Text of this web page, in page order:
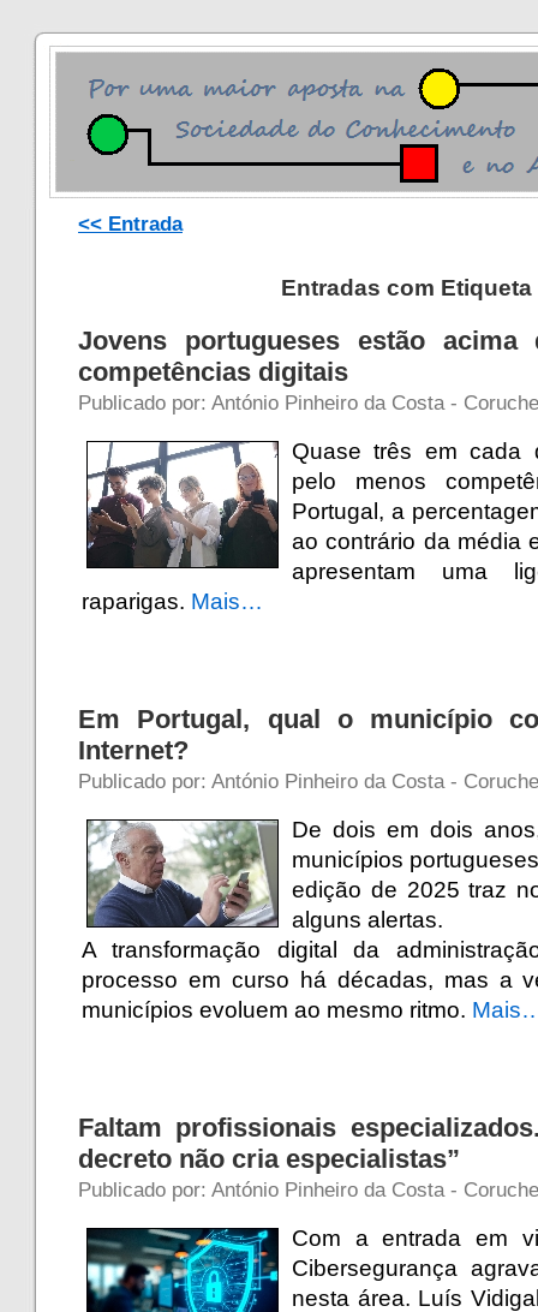
<< Entrada
Entradas com Etiqueta
Jovens portugueses estão
competências digitais
Publicado por: António Pinheiro da Costa -
Quase três em cada
pelo menos
Portugal, a
ao contrário da média
apresentam uma
raparigas. Mais…
Em Portugal, qual o município
Internet?
Publicado por: António Pinheiro da Costa -
De dois em dois
municípios
edição de 2025 traz
alguns alertas.
A transformação digital da
processo em curso há décadas, mas a
municípios evoluem ao mesmo ritmo.
Faltam profissionais
decreto não cria especialistas”
Publicado por: António Pinheiro da Costa -
Com a entrada em
Cibersegurança
nesta área. Luís